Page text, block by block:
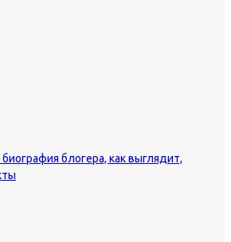
блогера, как выглядит,